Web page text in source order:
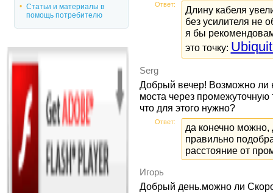
Статьи и материалы в
помощь потребителю
Ответ:
Длину кабеля
без усилителя не
я бы
это точку:
Serg
Добрый вечер! Возможно ли
моста через промежуточную
что для этого нужно?
Ответ:
да конечно можно,
правильно
расстояние от
Игорь
Добрый день.можно ли